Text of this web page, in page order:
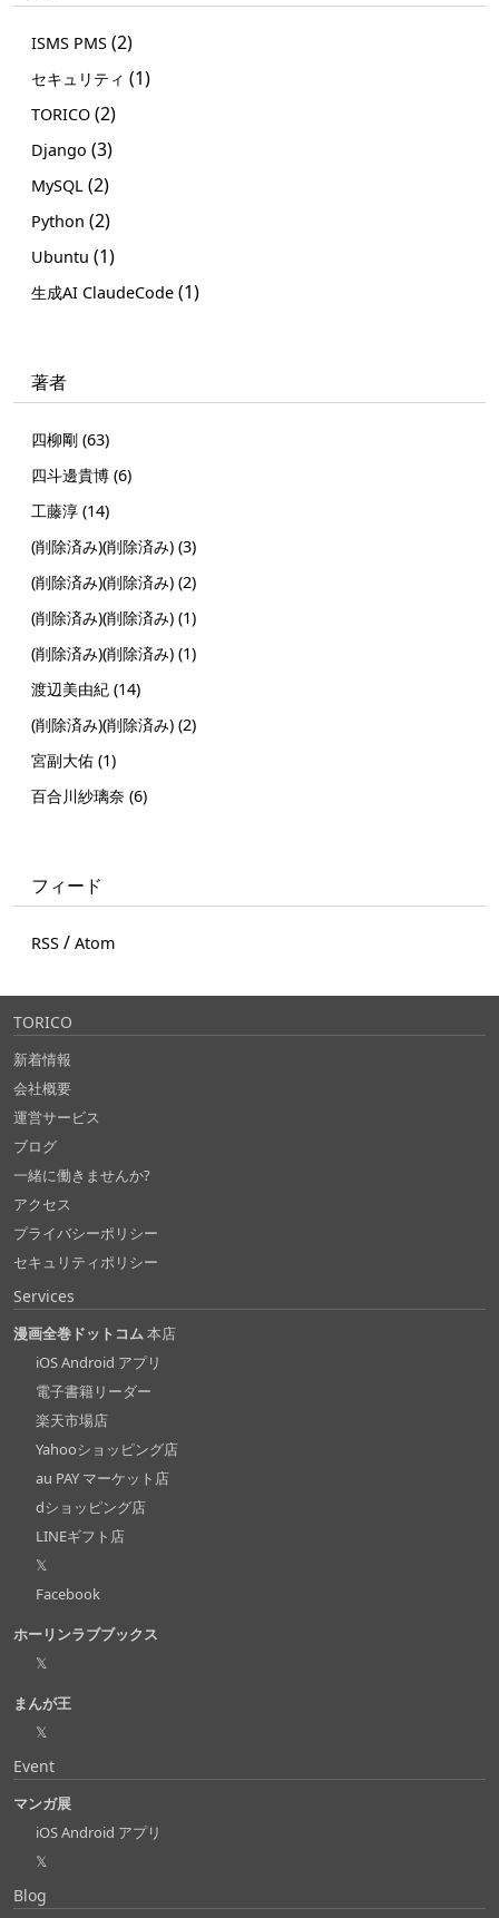
ISMS PMS (2)
セキュリティ (1)
TORICO (2)
Django (3)
MySQL (2)
Python (2)
Ubuntu (1)
生成AI ClaudeCode (1)
著者
四柳剛 (63)
四斗邊貴博 (6)
工藤淳 (14)
(削除済み)(削除済み) (3)
(削除済み)(削除済み) (2)
(削除済み)(削除済み) (1)
(削除済み)(削除済み) (1)
渡辺美由紀 (14)
(削除済み)(削除済み) (2)
宮副大佑 (1)
百合川紗璃奈 (6)
フィード
RSS / Atom
TORICO
新着情報
会社概要
運営サービス
ブログ
一緒に働きませんか?
アクセス
プライバシーポリシー
セキュリティポリシー
Services
漫画全巻ドットコム本店
iOS Android アプリ
電子書籍リーダー
楽天市場店
Yahooショッピング店
au PAY マーケット店
dショッピング店
LINEギフト店
𝕏
Facebook
ホーリンラブブックス
𝕏
まんが王
𝕏
Event
マンガ展
iOS Android アプリ
𝕏
Blog